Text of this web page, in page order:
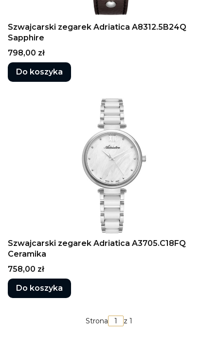
Szwajcarski zegarek Adriatica A8312.5B24Q
Sapphire
Cena
798,00 zł
Do koszyka
Szwajcarski zegarek Adriatica A3705.C18FQ
Ceramika
Cena
758,00 zł
Do koszyka
Strona z 1